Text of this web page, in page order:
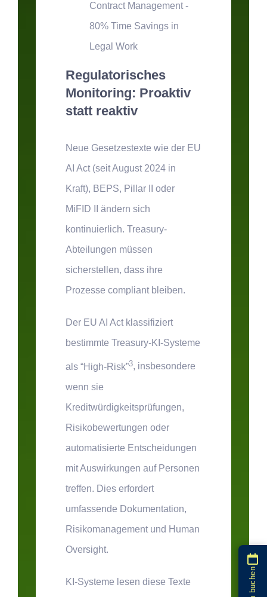
Contract Management -
80% Time Savings in
Legal Work
Regulatorisches
Monitoring: Proaktiv
statt reaktiv
Neue Gesetzestexte wie der EU
AI Act (seit August 2024 in
Kraft), BEPS, Pillar II oder
MiFID II ändern sich
kontinuierlich. Treasury-
Abteilungen müssen
sicherstellen, dass ihre
Prozesse compliant bleiben.
Der EU AI Act klassifiziert
bestimmte Treasury-KI-Systeme
als “High-Risk”3, insbesondere
wenn sie
Kreditwürdigkeitsprüfungen,
Risikobewertungen oder
automatisierte Entscheidungen
mit Auswirkungen auf Personen
treffen. Dies erfordert
umfassende Dokumentation,
Risikomanagement und Human
Oversight.
KI-Systeme lesen diese Texte